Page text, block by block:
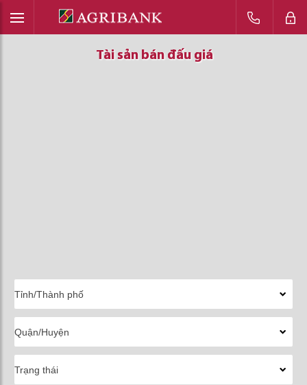
Tài sản bán đấu giá
Tài sản bán đấu giá
Tài sản bán đấu giá